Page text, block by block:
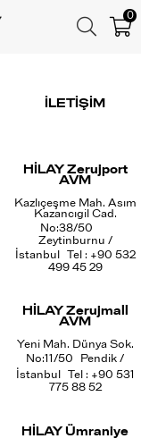
0
İLETİŞİM
HİLAY Zerujport
AVM
Kazlıçeşme Mah. Asım
Kazancıgil Cad.
No:38/50
Zeytinburnu /
İstanbul Tel : +90 532
499 45 29
HİLAY Zerujmall
AVM
Yeni Mah. Dünya Sok.
No:11/50 Pendik /
İstanbul Tel : +90 531
775 88 52
HİLAY Ümraniye